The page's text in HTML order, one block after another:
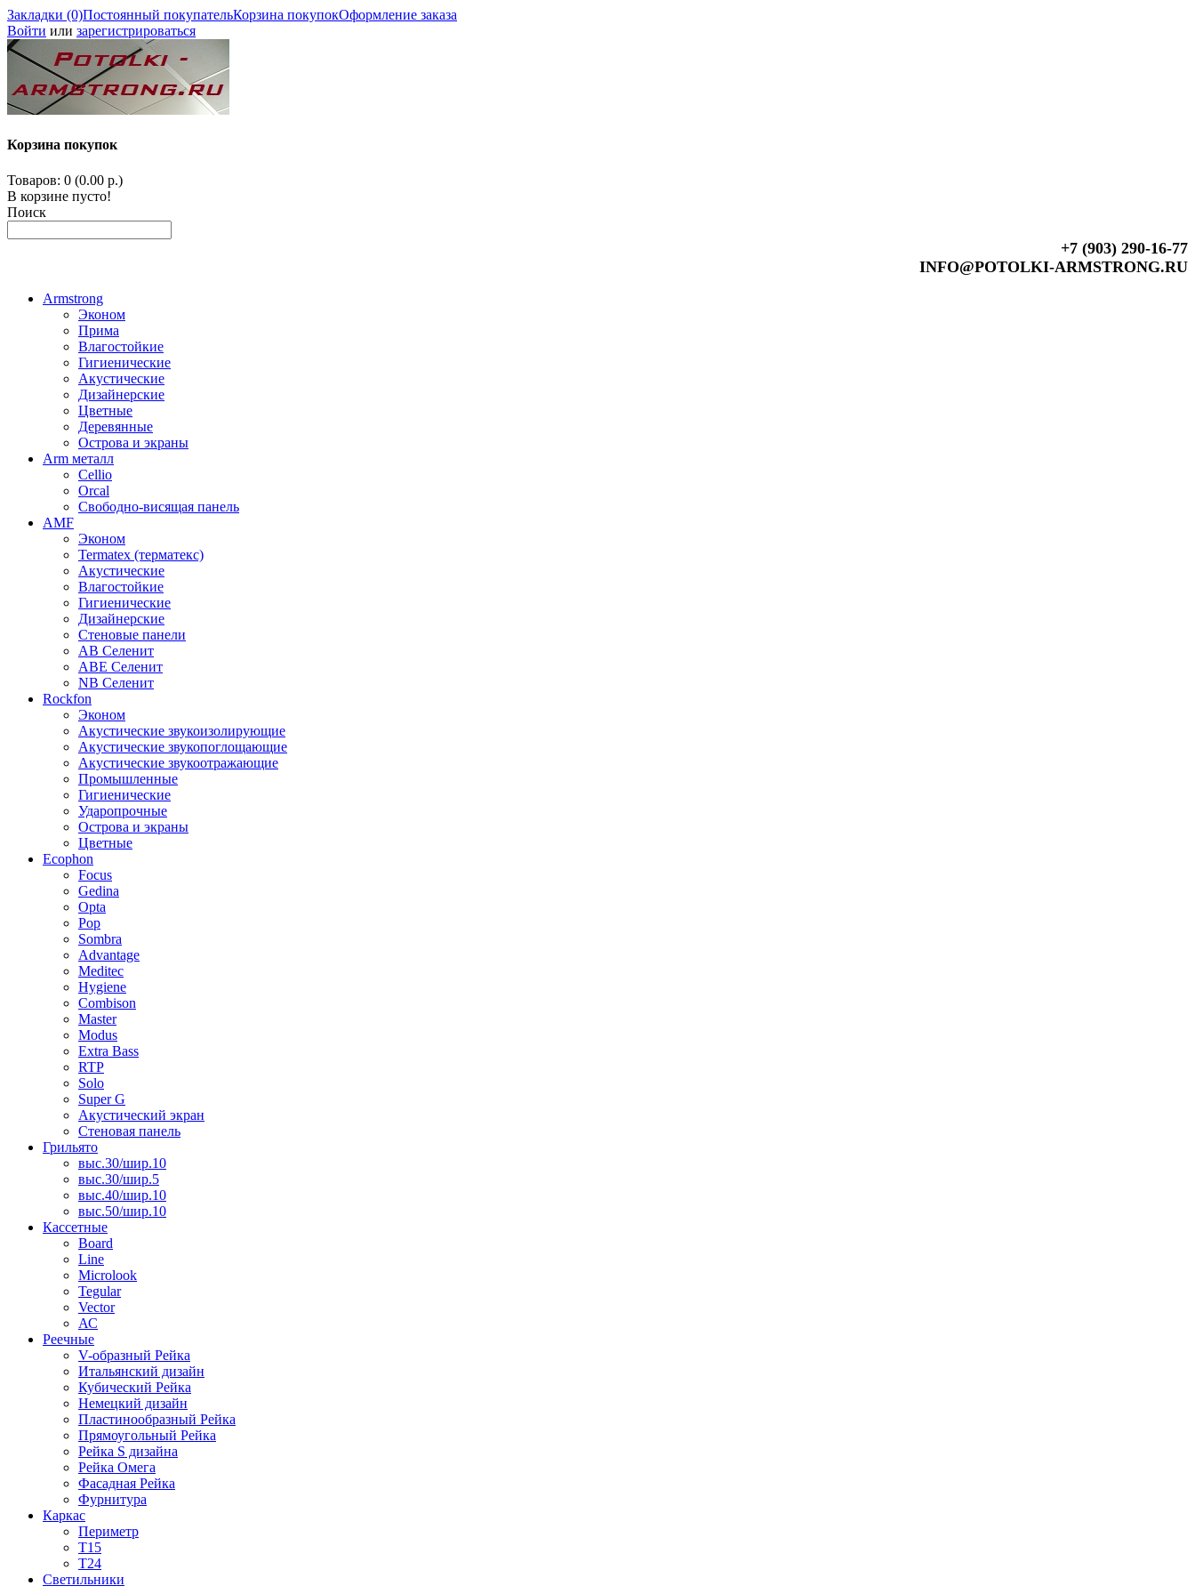
Закладки (0)Постоянный покупательКорзина покупокОформление заказа
Войти или зарегистрироваться
Корзина покупок
Товаров: 0 (0.00 р.)
В корзине пусто!
Поиск
+7 (903) 290-16-77
INFO@POTOLKI-ARMSTRONG.RU
Armstrong
Эконом
Прима
Влагостойкие
Гигиенические
Акустические
Дизайнерские
Цветные
Деревянные
Острова и экраны
Arm металл
Cellio
Orcal
Свободно-висящая панель
AMF
Эконом
Termatex (терматекс)
Акустические
Влагостойкие
Гигиенические
Дизайнерские
Стеновые панели
AB Селенит
ABE Селенит
NB Селенит
Rockfon
Эконом
Акустические звукоизолирующие
Акустические звукопоглощающие
Акустические звукоотражающие
Промышленные
Гигиенические
Ударопрочные
Острова и экраны
Цветные
Ecophon
Focus
Gedina
Opta
Pop
Sombra
Advantage
Meditec
Hygiene
Combison
Master
Modus
Extra Bass
RTP
Solo
Super G
Акустический экран
Стеновая панель
Грильято
выс.30/шир.10
выс.30/шир.5
выс.40/шир.10
выс.50/шир.10
Кассетные
Board
Line
Microlook
Tegular
Vector
АС
Реечные
V-образный Рейка
Итальянский дизайн
Кубический Рейка
Немецкий дизайн
Пластинообразный Рейка
Прямоугольный Рейка
Рейка S дизайна
Рейка Омега
Фасадная Рейка
Фурнитура
Каркас
Периметр
Т15
Т24
Светильники